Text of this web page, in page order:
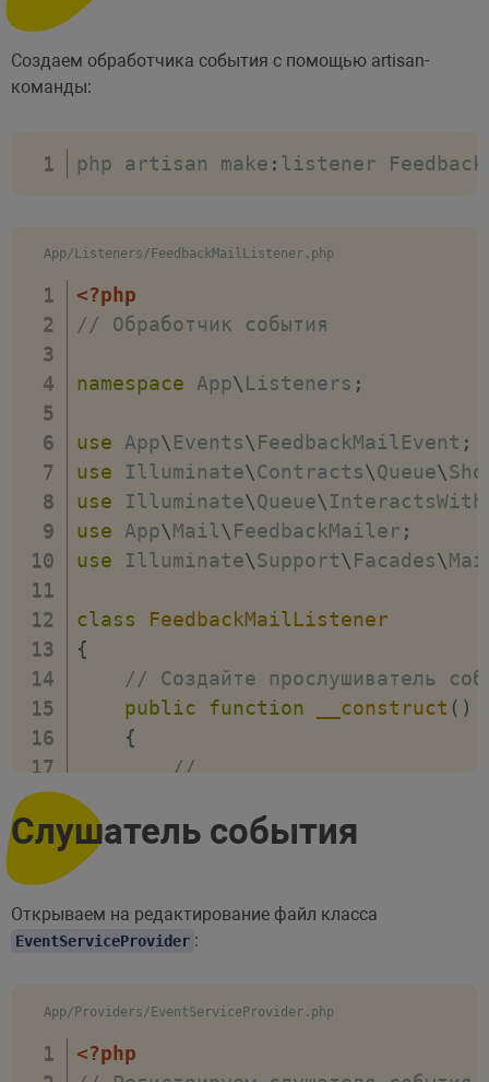
// Определите каналы, по
}
Создаем обработчика события с помощью artisan-
команды:
php artisan make : listener
App/Listeners/FeedbackMailListener.php
<?php
// Обработчик события
namespace App\ Listeners ;
use App\ Events\ FeedbackMailEvent ;
use
Illuminate\Contracts\Queue\
use
Illuminate\Queue\
use
App\Mail\ FeedbackMailer ;
use
Illuminate\Support\ Facades\
class
FeedbackMailListener
{
// Создайте прослушиватель
public
function __construct ( )
{
//
// Обработайте событие
// обрабатываем событие,
Mail
}
Слушатель события
Открываем на редактирование файл класса
EventServiceProvider :
App/Providers/EventServiceProvider.php
<?php